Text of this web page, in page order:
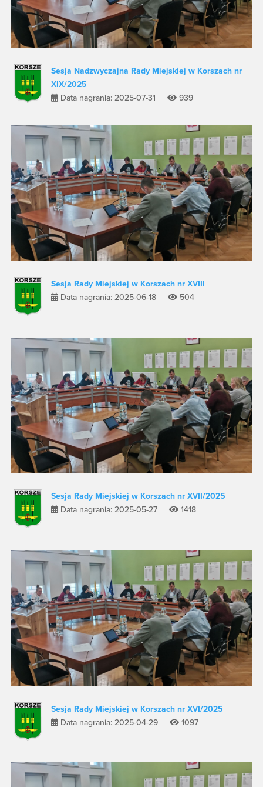
Sesja Nadzwyczajna Rady Miejskiej w Korszach nr
XIX/2025
Data nagrania: 2025-07-31
939
Sesja Rady Miejskiej w Korszach nr XVIII
Data nagrania: 2025-06-18
504
Sesja Rady Miejskiej w Korszach nr XVII/2025
Data nagrania: 2025-05-27
1418
Sesja Rady Miejskiej w Korszach nr XVI/2025
Data nagrania: 2025-04-29
1097